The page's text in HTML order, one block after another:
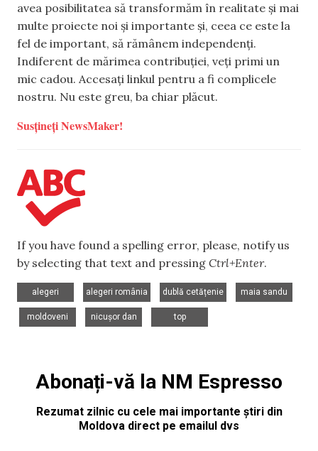
avea posibilitatea să transformăm în realitate și mai
multe proiecte noi și importante și, ceea ce este la
fel de important, să rămânem independenți.
Indiferent de mărimea contribuției, veți primi un
mic cadou. Accesați linkul pentru a fi complicele
nostru. Nu este greu, ba chiar plăcut.
Susțineți NewsMaker!
If you have found a spelling error, please, notify us
by selecting that text and pressing Ctrl+Enter.
alegeri
alegeri românia
dublă cetățenie
maia sandu
moldoveni
nicușor dan
top
Abonați-vă la NM Espresso
Rezumat zilnic cu cele mai importante știri din
Moldova direct pe emailul dvs